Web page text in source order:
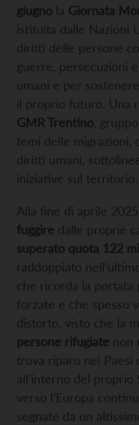
giugno la Giornata
istituita dalle Nazioni
diritti delle persone
guerre, persecuzioni
umani e per
il proprio futuro. Una
GMR Trentino ,
temi delle migrazioni,
diritti umani,
iniziative sul territorio.
Alla fine di aprile
fuggire dalle proprie
superato quota 122
raddoppiato
che ricorda la portata
forzate e che spesso
distorto, visto che la
persone rifugiate non
trova riparo nei Paesi
all’interno del
verso l’Europa
segnate da un